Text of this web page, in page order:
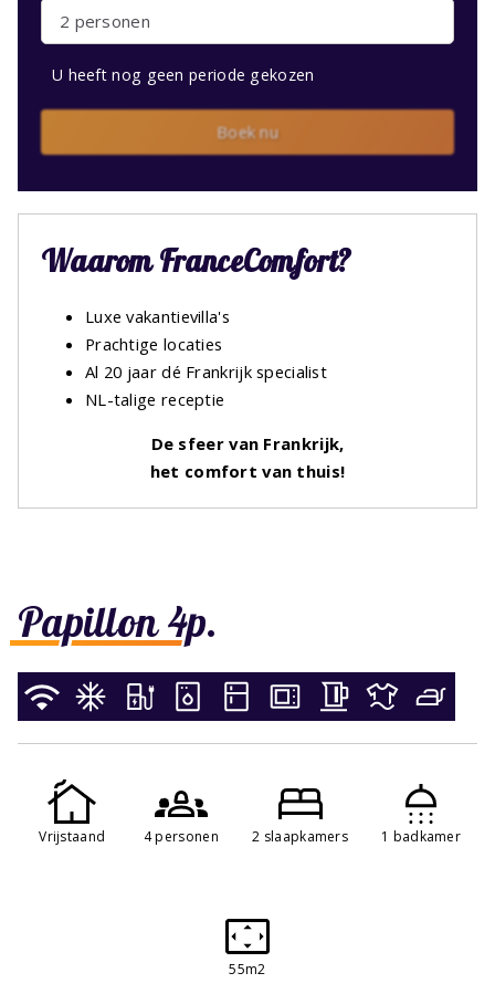
Papillon 4p.
Vrijstaand 4 personen 2 slaapkamers 1 badkamer
55m2
2 personen
U heeft nog geen periode gekozen
Boek nu
Waarom FranceComfort?
Luxe vakantievilla's
Prachtige locaties
Al 20 jaar dé Frankrijk specialist
NL-talige receptie
De sfeer van Frankrijk,
het comfort van thuis!